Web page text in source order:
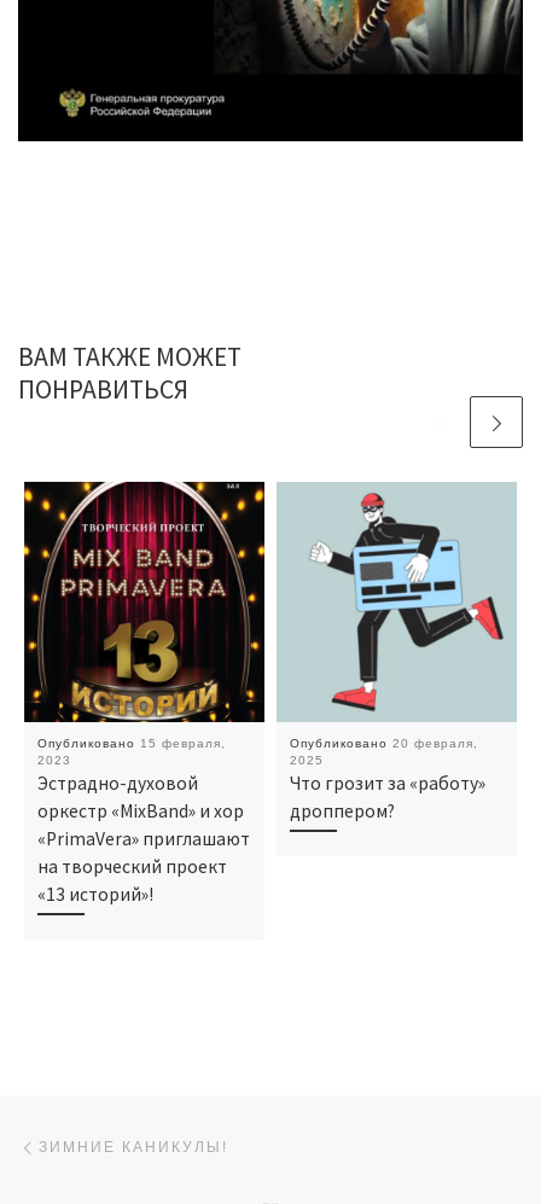
ВАМ ТАКЖЕ МОЖЕТ
ПОНРАВИТЬСЯ
Опубликовано 15 февраля,
2023
Эстрадно-духовой
оркестр «MixBand» и хор
«PrimaVera» приглашают
на творческий проект
«13 историй»!
Опубликовано20 февраля,
2025
Что грозит за «работу»
дроппером?
ЗИМНИЕ КАНИКУЛЫ!